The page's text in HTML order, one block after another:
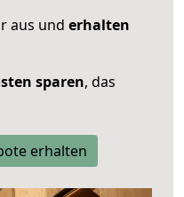
aus und erhalten
sparen, das
erhalten